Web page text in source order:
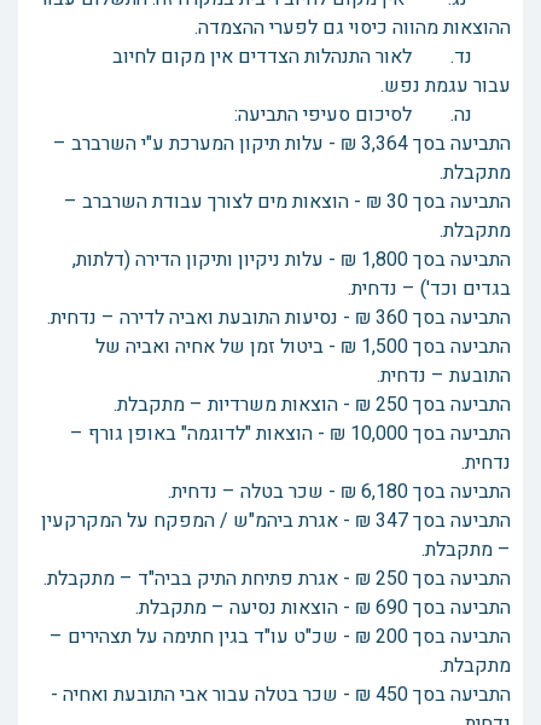
ההוצאות מהווה כיסוי גם לפערי ההצמדה.
נד. לאור התנהלות הצדדים אין מקום לחיוב
עבור עגמת נפש.
נה. לסיכום סעיפי התביעה:
התביעה בסך 3,364 ₪ - עלות תיקון המערכת ע"י השרברב –
מתקבלת.
התביעה בסך 30 ₪ - הוצאות מים לצורך עבודת השרברב –
מתקבלת.
התביעה בסך 1,800 ₪ - עלות ניקיון ותיקון הדירה (דלתות,
בגדים וכד') – נדחית.
התביעה בסך 360 ₪ - נסיעות התובעת ואביה לדירה – נדחית.
התביעה בסך 1,500 ₪ - ביטול זמן של אחיה ואביה של
התובעת – נדחית.
התביעה בסך 250 ₪ - הוצאות משרדיות – מתקבלת.
התביעה בסך 10,000 ₪ - הוצאות "לדוגמה" באופן גורף –
נדחית.
התביעה בסך 6,180 ₪ - שכר בטלה – נדחית.
התביעה בסך 347 ₪ - אגרת ביהמ"ש / המפקח על המקרקעין
– מתקבלת.
התביעה בסך 250 ₪ - אגרת פתיחת התיק בביה"ד – מתקבלת.
התביעה בסך 690 ₪ - הוצאות נסיעה – מתקבלת.
התביעה בסך 200 ₪ - שכ"ט עו"ד בגין חתימה על תצהירים –
מתקבלת.
התביעה בסך 450 ₪ - שכר בטלה עבור אבי התובעת ואחיה -